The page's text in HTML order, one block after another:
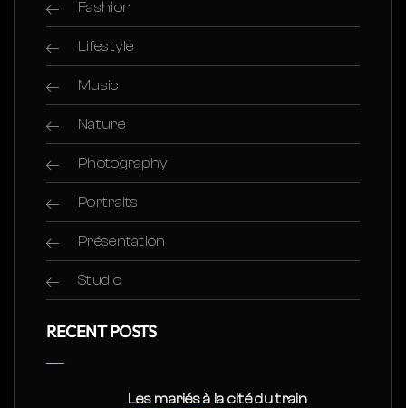
Fashion
Lifestyle
Music
Nature
Photography
Portraits
Présentation
Studio
RECENT POSTS
Les mariés à la cité du train